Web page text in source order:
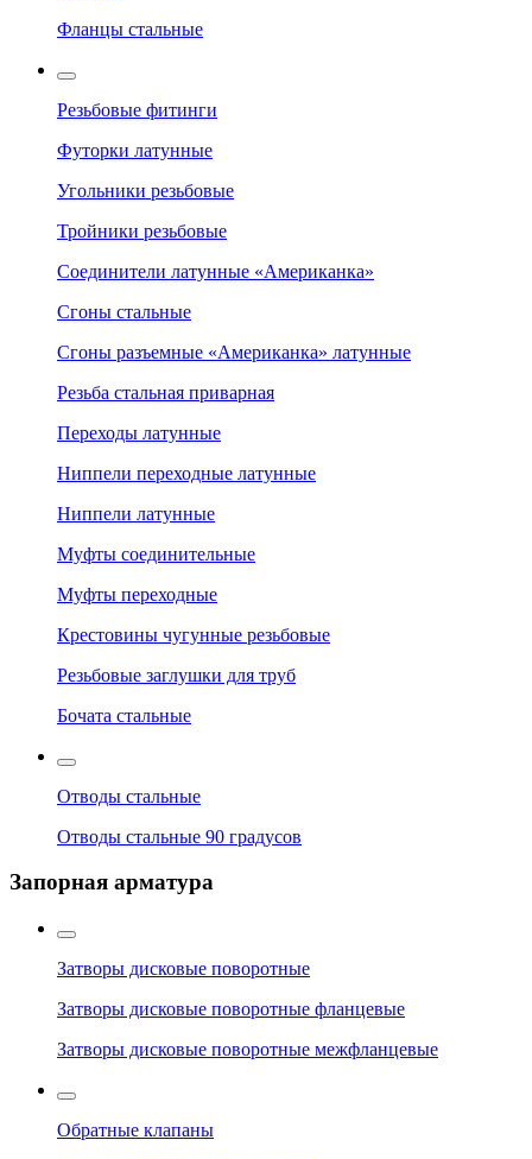
Фланцы стальные
Резьбовые фитинги
Футорки латунные
Угольники резьбовые
Тройники резьбовые
Соединители латунные «Американка»
Сгоны стальные
Сгоны разъемные «Американка» латунные
Резьба стальная приварная
Переходы латунные
Ниппели переходные латунные
Ниппели латунные
Муфты соединительные
Муфты переходные
Крестовины чугунные резьбовые
Резьбовые заглушки для труб
Бочата стальные
Отводы стальные
Отводы стальные 90 градусов
Запорная арматура
Затворы дисковые поворотные
Затворы дисковые поворотные фланцевые
Затворы дисковые поворотные межфланцевые
Обратные клапаны